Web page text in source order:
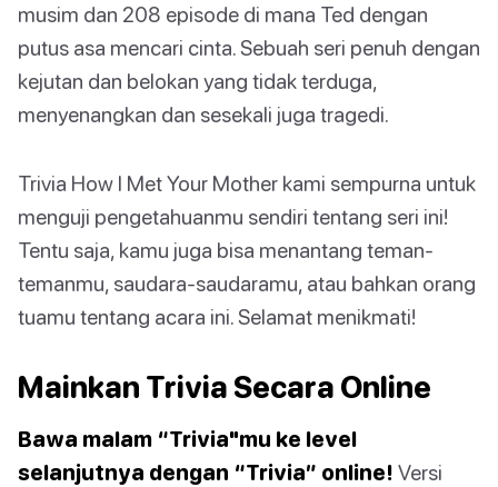
musim dan 208 episode di mana Ted dengan
putus asa mencari cinta. Sebuah seri penuh dengan
kejutan dan belokan yang tidak terduga,
menyenangkan dan sesekali juga tragedi.
Trivia How I Met Your Mother kami sempurna untuk
menguji pengetahuanmu sendiri tentang seri ini!
Tentu saja, kamu juga bisa menantang teman-
temanmu, saudara-saudaramu, atau bahkan orang
tuamu tentang acara ini. Selamat menikmati!
Mainkan Trivia Secara Online
Bawa malam “Trivia"mu ke level
selanjutnya dengan “Trivia” online! Versi